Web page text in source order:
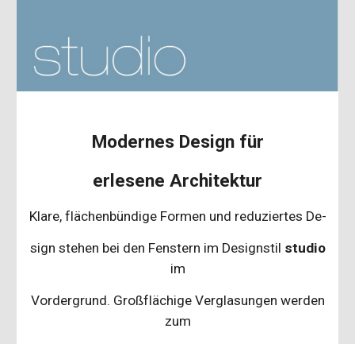
Modernes Design für
erlesene Architektur
Klare, flächenbündige Formen und reduziertes De-
sign stehen bei den Fenstern im Designstil studio
im
Vordergrund. Großflächige Verglasungen werden
zum